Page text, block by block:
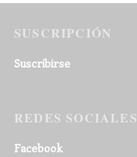
SUSCRIPCIÓN
Suscribirse
REDES SOCIALES
Facebook